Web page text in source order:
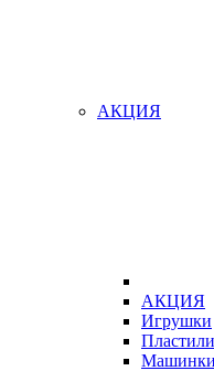
АКЦИЯ
АКЦИЯ
Игрушки